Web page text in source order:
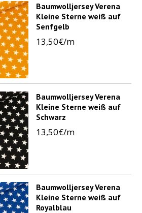
Baumwolljersey Verena
Kleine Sterne weiß auf
Senfgelb
13,50€/m
Baumwolljersey Verena
Kleine Sterne weiß auf
Schwarz
13,50€/m
Baumwolljersey Verena
Kleine Sterne weiß auf
Royalblau